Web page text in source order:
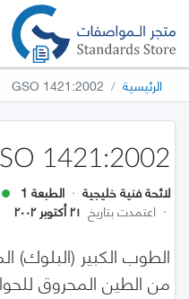
الرئيسية GSO 1421:2002
1421:2002
لائحة فنية خليجية · الطبعة 1
· اعتمدت بتاريخ ٢١ أكتوبر ٢٠٠٢
الطوب الكبير (البلوك)
من الطين المحروق